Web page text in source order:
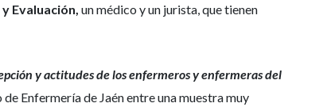
Evaluación, un médico y un jurista, que tienen
y actitudes de los enfermeros y enfermeras del
de Enfermería de Jaén entre una muestra muy